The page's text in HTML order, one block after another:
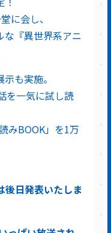
に会し、
な『異世界系アニ
も実施。
を一気に試し読
みBOOK」を1万
後日発表いたしま